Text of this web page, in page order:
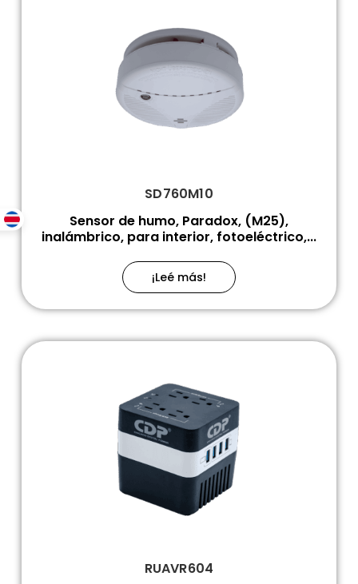
SD760M10
Sensor de humo, Paradox, (M25),
inalámbrico, para interior, fotoeléctrico,...
¡Leé más!
RUAVR604